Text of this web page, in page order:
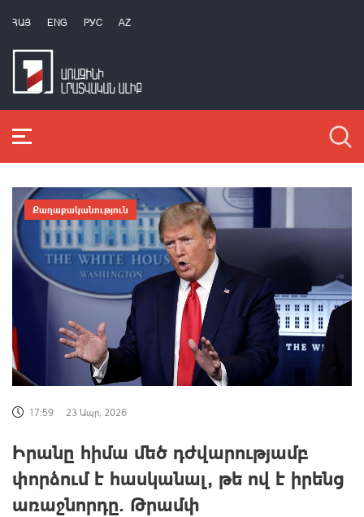
ՀԱՅ ENG РУС AZ
Քաղաքականություն
17:59 23 Ապր, 2026
Իրանը հիմա մեծ դժվարությամբ
փորձում է հասկանալ, թե ով է իրենց
առաջնորդը. Թրամփ